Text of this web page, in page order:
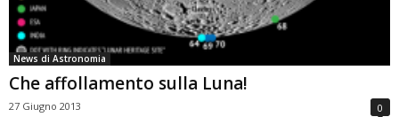
News di Astronomia
Che affollamento sulla Luna!
27 Giugno 2013 0